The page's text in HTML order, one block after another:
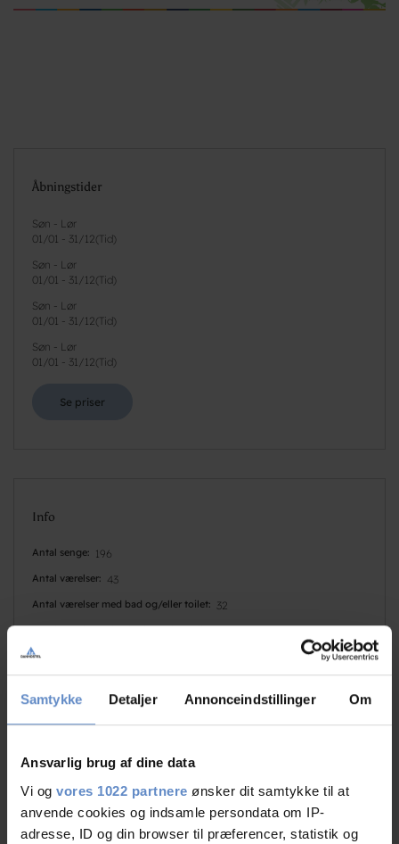
Samtykke Detaljer Annonceindstillinger Om
Ansvarlig brug af dine data
Vi og vores 1022 partnere ønsker dit samtykke til at
anvende cookies og indsamle persondata om IP-
adresse, ID og din browser til præferencer, statistik og
Åbningstider
Søn - Lør
01/01 - 31/12( Tid)
Søn - Lør
01/01 - 31/12( Tid)
Søn - Lør
01/01 - 31/12( Tid)
Søn - Lør
01/01 - 31/12( Tid)
Se priser
Info
Antal senge 196
Antal værelser 43
Antal værelser med bad og/eller toilet 32
Antal værelser uden bad og/eller toilet
Faciliteter